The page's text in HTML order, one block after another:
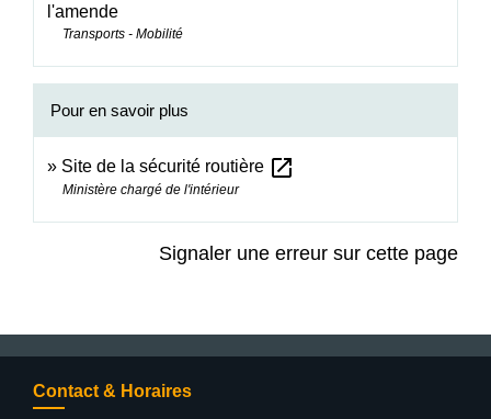
l'amende
Transports - Mobilité
Pour en savoir plus
Site de la sécurité routière open_in_new
Ministère chargé de l'intérieur
Signaler une erreur sur cette page
Contact & Horaires